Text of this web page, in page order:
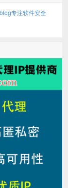
专注软件安全